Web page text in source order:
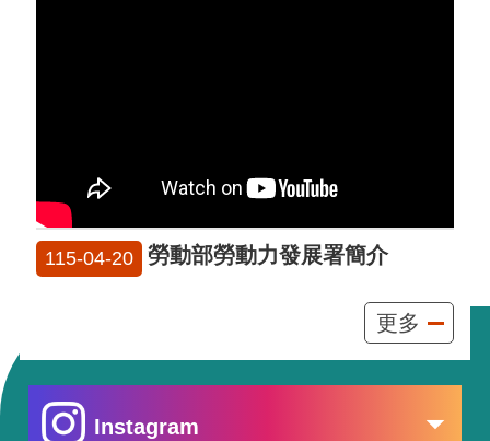
勞動部勞動力發展署簡介
115-04-20
更多
Instagram